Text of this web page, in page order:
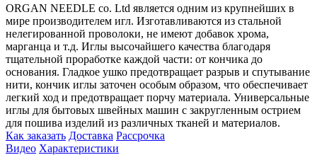
ORGAN NEEDLE со. Ltd является одним из крупнейших в
мире производителем игл. Изготавливаются из стальной
нелегированной проволоки, не имеют добавок хрома,
марганца и т.д. Иглы высочайшего качества благодаря
тщательной проработке каждой части: от кончика до
основания. Гладкое ушко предотвращает разрыв и спутывание
нити, кончик иглы заточен особым образом, что обеспечивает
легкий ход и предотвращает порчу материала. Универсальные
иглы для бытовых швейных машин с закругленным острием
для пошива изделий из различных тканей и материалов.
Как заказать Доставка Рассрочка
Видео Характеристики